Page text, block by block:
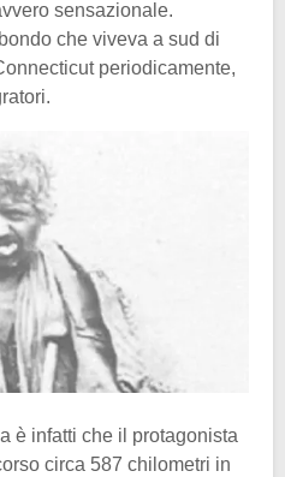
sensazionale.
che viveva a sud di
periodicamente,
è infatti che il protagonista
circa 587 chilometri in